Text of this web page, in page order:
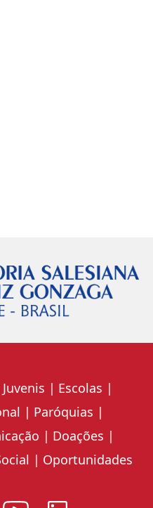
Escolas
Paróquias
Doações
Oportunidades